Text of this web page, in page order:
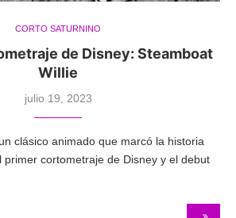
CORTO SATURNINO
de Disney: Steamboat
Willie
julio 19, 2023
clásico animado que marcó la historia
primer cortometraje de Disney y el debut